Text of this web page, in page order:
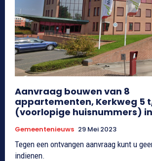
Aanvraag bouwen van 8
appartementen, Kerkweg 5
(voorlopige huisnummers)
Gemeentenieuws 29 Mei 2023
Tegen een ontvangen aanvraag kunt u
indienen.